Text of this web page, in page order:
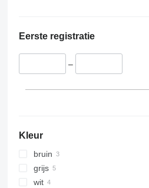
Eerste registratie
–
Kleur
bruin
grijs
wit